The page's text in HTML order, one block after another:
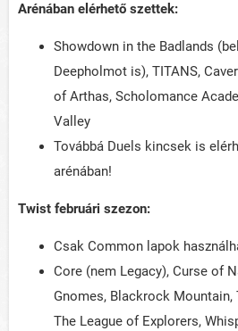
Arénában elérhető szettek:
Showdown in the Badlands
Deepholmot is), TITANS,
of Arthas, Scholomance
Valley
Továbbá Duels kincsek is
arénában!
Twist februári szezon:
Csak Common lapok
Core (nem Legacy), Curse of
Gnomes, Blackrock Mountain,
The League of Explorers,